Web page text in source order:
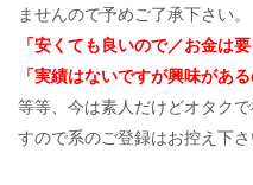
ませんので予めご了承下さい。
「安くても良いので／お金は
「実績はないですが興味があ
等等、今は素人だけどオタク
すので系のご登録はお控え下さ